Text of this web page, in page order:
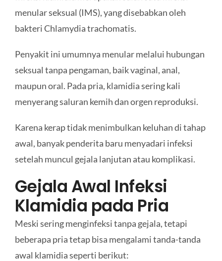
menular seksual (IMS), yang disebabkan oleh
bakteri Chlamydia trachomatis.
Penyakit ini umumnya menular melalui hubungan
seksual tanpa pengaman, baik vaginal, anal,
maupun oral. Pada pria, klamidia sering kali
menyerang saluran kemih dan orgen reproduksi.
Karena kerap tidak menimbulkan keluhan di tahap
awal, banyak penderita baru menyadari infeksi
setelah muncul gejala lanjutan atau komplikasi.
Gejala Awal Infeksi
Klamidia pada Pria
Meski sering menginfeksi tanpa gejala, tetapi
beberapa pria tetap bisa mengalami tanda-tanda
awal klamidia seperti berikut: